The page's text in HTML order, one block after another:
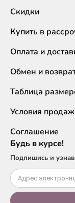
Скидки
Купить в
Оплата и
Обмен и
Таблица
Условия
Соглашение
Будь в курсе!
Подпишись и